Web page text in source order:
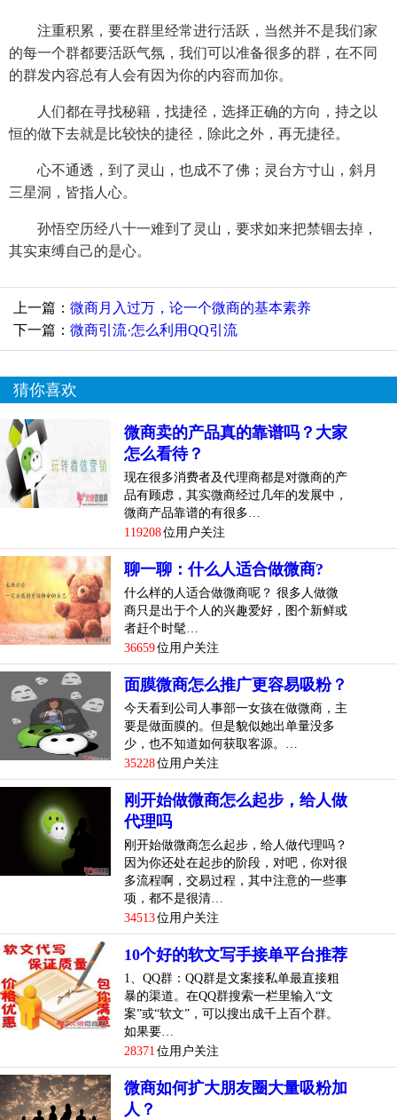
注重积累，要在群里经常进行活跃，当然并不是我们家
的每一个群都要活跃气氛，我们可以准备很多的群，在不同
的群发内容总有人会有因为你的内容而加你。
人们都在寻找秘籍，找捷径，选择正确的方向，持之以
恒的做下去就是比较快的捷径，除此之外，再无捷径。
心不通透，到了灵山，也成不了佛；灵台方寸山，斜月
三星洞，皆指人心。
孙悟空历经八十一难到了灵山，要求如来把禁锢去掉，
其实束缚自己的是心。
上一篇： 微商月入过万，论一个微商的基本素养
下一篇： 微商引流·怎么利用QQ引流
猜你喜欢
微商卖的产品真的靠谱吗？大家
怎么看待？
现在很多消费者及代理商都是对微商的产
品有顾虑，其实微商经过几年的发展中，
微商产品靠谱的有很多…
119208位用户关注
聊一聊：什么人适合做微商?
什么样的人适合做微商呢？ 很多人做微
商只是出于个人的兴趣爱好，图个新鲜或
者赶个时髦…
36659位用户关注
面膜微商怎么推广更容易吸粉？
今天看到公司人事部一女孩在做微商，主
要是做面膜的。但是貌似她出单量没多
少，也不知道如何获取客源。…
35228位用户关注
刚开始做微商怎么起步，给人做
代理吗
刚开始做微商怎么起步，给人做代理吗？
因为你还处在起步的阶段，对吧，你对很
多流程啊，交易过程，其中注意的一些事
项，都不是很清…
34513位用户关注
10个好的软文写手接单平台推荐
1、QQ群：QQ群是文案接私单最直接粗
暴的渠道。在QQ群搜索一栏里输入“文
案”或“软文”，可以搜出成千上百个群。
如果要…
28371 位用户关注
微商如何扩大朋友圈大量吸粉加
人？